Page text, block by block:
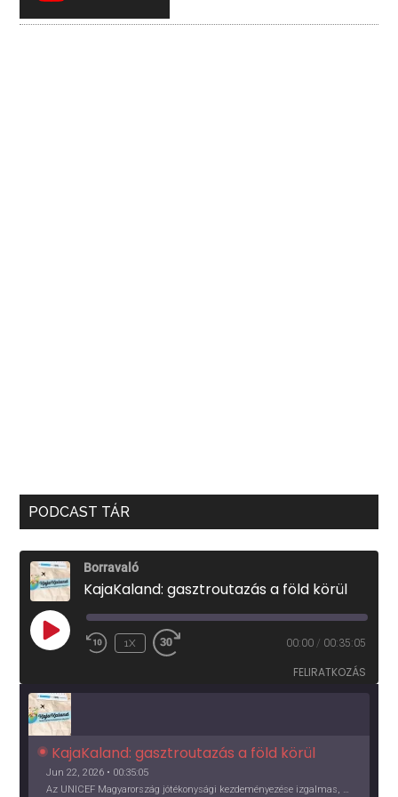
PODCAST TÁR
Borravaló
KajaKaland: gasztroutazás a föld körül
PLAY
EPISODE
1X 00:00 / 00:35:05
FELIRATKOZÁS
KajaKaland: gasztroutazás a föld körül
Jun 22, 2026 • 00:35:05
Az UNICEF Magyarország jótékonysági kezdeményezése izgalmas, egész éves világkörüli ízutazásra hív, igazi családi program és gasztroedukáció, illetve segítség a rászorulóknak is egyben.